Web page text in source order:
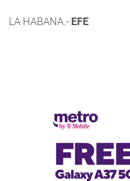
LA HABANA.- EFE